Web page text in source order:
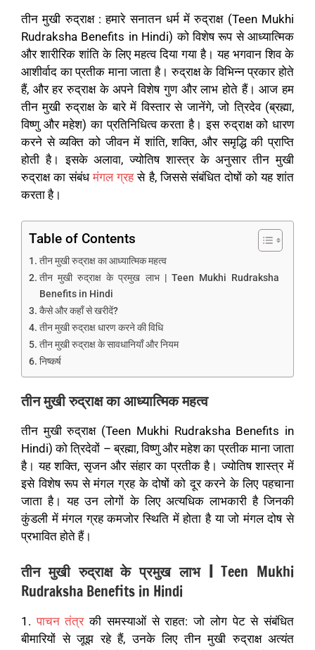
तीन मुखी रुद्राक्ष :हमारे सनातन धर्म में रुद्राक्ष (Teen Mukhi
Rudraksha Benefits in Hindi) को विशेष रूप से आध्यात्मिक
और शारीरिक शांति के लिए महत्व दिया गया है। यह भगवान शिव के
आशीर्वाद का प्रतीक माना जाता है। रुद्राक्ष के विभिन्न प्रकार होते
हैं, और हर रुद्राक्ष के अपने विशेष गुण और लाभ होते हैं। आज हम
तीन मुखी रुद्राक्ष के बारे में विस्तार से जानेंगे, जो त्रिदेव (ब्रह्मा,
विष्णु और महेश) का प्रतिनिधित्व करता है। इस रुद्राक्ष को धारण
करने से व्यक्ति को जीवन में शांति, शक्ति, और समृद्धि की प्राप्ति
होती है। इसके अलावा, ज्योतिष शास्त्र के अनुसार तीन मुखी
रुद्राक्ष का संबंधमंगल ग्रहसे है, जिससे संबंधित दोषों को यह शांत
करता है।
Table of Contents
तीन मुखी रुद्राक्ष का आध्यात्मिक महत्व
तीन मुखी रुद्राक्ष के प्रमुख लाभ | Teen Mukhi Rudraksha
Benefits in Hindi
कैसे और कहाँ से खरीदें?
तीन मुखी रुद्राक्ष धारण करने की विधि
तीन मुखी रुद्राक्ष के सावधानियाँ और नियम
निष्कर्ष
तीन मुखी रुद्राक्ष का आध्यात्मिक महत्व
तीन मुखी रुद्राक्ष (Teen Mukhi Rudraksha Benefits in
Hindi) को त्रिदेवों – ब्रह्मा, विष्णु और महेश का प्रतीक माना जाता
है। यह शक्ति, सृजन और संहार का प्रतीक है। ज्योतिष शास्त्र में
इसे विशेष रूप से मंगल ग्रह के दोषों को दूर करने के लिए पहचाना
जाता है। यह उन लोगों के लिए अत्यधिक लाभकारी है जिनकी
कुंडली में मंगल ग्रह कमजोर स्थिति में होता है या जो मंगल दोष से
प्रभावित होते हैं।
तीन मुखी रुद्राक्ष के प्रमुख लाभ | Teen Mukhi
Rudraksha Benefits in Hindi
1.पाचन तंत्रकी समस्याओं से राहत: जो लोग पेट से संबंधित
बीमारियों से जूझ रहे हैं, उनके लिए तीन मुखी रुद्राक्ष अत्यंत